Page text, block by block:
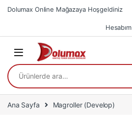
Skip to navigation
Skip to content
Dolumax Online Mağazaya Hoşgeldiniz
Hesabım
Ara:
Ana Sayfa Magroller (Develop)